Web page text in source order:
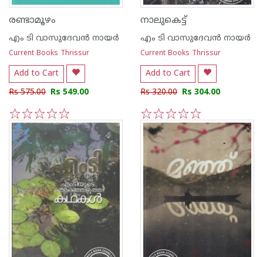
രണ്ടാമൂഴം
എം ടി വാസുദേവന്‍ നായര്‍
Current Books Thrissur
Add to Cart
Rs 575.00 Rs 549.00
5
4
3
2
1
നാലുകെട്ട്
എം ടി വാസുദേവന്‍ നായര്‍
Current Books Thrissur
Add to Cart
Rs 320.00 Rs 304.00
5
4
3
2
1